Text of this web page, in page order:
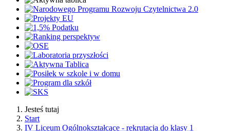
Jesteś tutaj
Start
IV Liceum Ogólnokształcące - rekrutacja do klasy 1